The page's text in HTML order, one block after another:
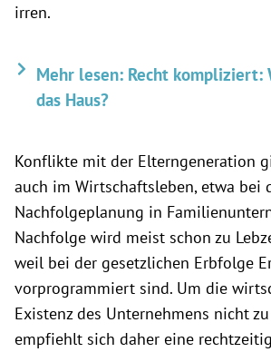
irren.
Mehr lesen: Recht kompliziert:
das Haus?
Konflikte mit der Elterngeneration
auch im Wirtschaftsleben, etwa bei
Nachfolgeplanung in
Nachfolge wird meist schon zu
weil bei der gesetzlichen Erbfolge
vorprogrammiert sind. Um die
Existenz des Unternehmens nicht
empfiehlt sich daher eine